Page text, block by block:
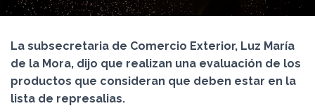
A
C
Ó
La subsecretaria de Comercio Exterior, Luz María
de la Mora, dijo que realizan una evaluación de los
productos que consideran que deben estar en la
lista de represalias.